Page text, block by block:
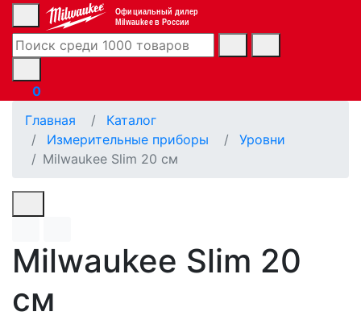
Официальный дилер
Milwaukee в России
0
Главная
Каталог
Измерительные приборы
Уровни
Milwaukee Slim 20 см
Milwaukee Slim 20
см